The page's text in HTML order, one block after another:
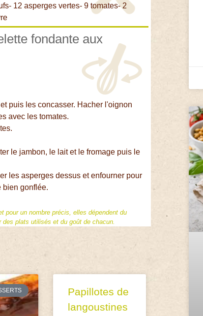
12 asperges vertes- 9 tomates- 2
fondante aux
puis les concasser. Hacher l'oignon
avec les tomates.
le jambon, le lait et le fromage puis le
les asperges dessus et enfourner pour
bien gonflée.
pour un nombre précis, elles dépendent du
plats utilisés et du goût de chacun.
Papillotes de
langoustines